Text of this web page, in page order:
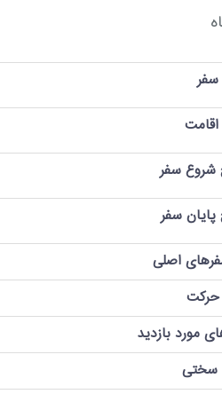
شروع سفر
پایان سفر
اصلی
مورد بازدید
سختی